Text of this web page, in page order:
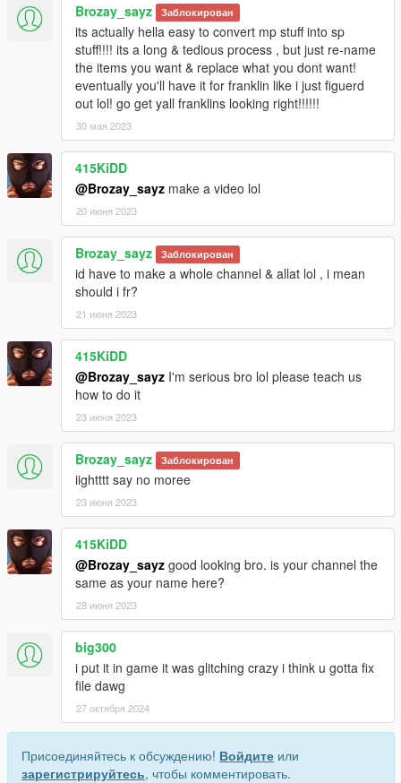
Brozay_sayz Заблокирован
its actually hella easy to convert mp stuff into sp
stuff!!!! its a long & tedious process , but just re-name
the items you want & replace what you dont want!
eventually you'll have it for franklin like i just figuerd
out lol! go get yall franklins looking right!!!!!!
30 мая 2023
415KiDD
@Brozay_sayz make a video lol
20 июня 2023
Brozay_sayz Заблокирован
id have to make a whole channel & allat lol , i mean
should i fr?
21 июня 2023
415KiDD
@Brozay_sayz I'm serious bro lol please teach us
how to do it
23 июня 2023
Brozay_sayz Заблокирован
iightttt say no moree
23 июня 2023
415KiDD
@Brozay_sayz good looking bro. is your channel the
same as your name here?
28 июня 2023
big300
i put it in game it was glitching crazy i think u gotta fix
file dawg
27 октября 2024
Присоединяйтесь к обсуждению! Войдите или
зарегистрируйтесь, чтобы комментировать.